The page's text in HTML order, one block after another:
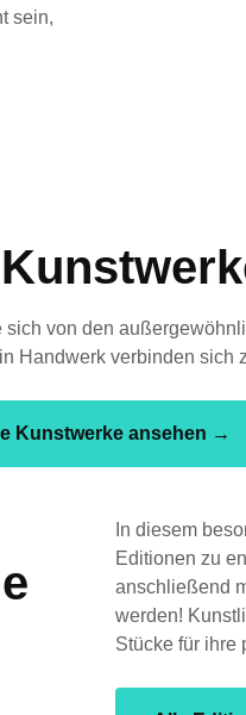
sein,
von den
verbinden
Kunstwerke ansehen →
In diesem
Editionen zu
anschließend
werden!
Stücke für ihre